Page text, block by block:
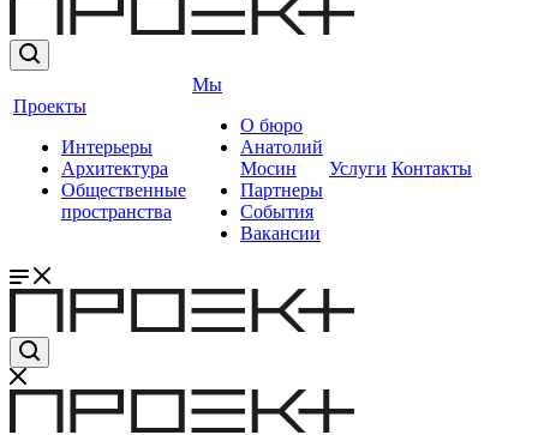
Проекты
Интерьеры
Архитектура
Общественные
пространства
Мы
О бюро
Анатолий
Мосин
Партнеры
События
Вакансии
Услуги Контакты